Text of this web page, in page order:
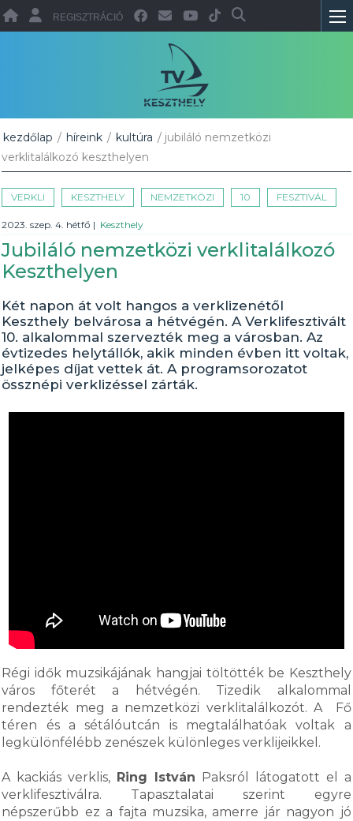
REGISZTRÁCIÓ
kezdőlap / híreink / kultúra / jubiláló nemzetközi
verklitalálkozó keszthelyen
VERKLI KESZTHELY NEMZETKÖZI 10 FESZTIVÁL
2023. szep. 4. hétfő | Keszthely
Jubiláló nemzetközi verklitalálkozó
Keszthelyen
Két napon át volt hangos a verklizenétől
Keszthely belvárosa a hétvégén. A Verklifesztivált
10. alkalommal szervezték meg a városban. Az
évtizedes helytállók, akik minden évben itt voltak,
jelképes díjat vettek át. A programsorozatot
össznépi verklizéssel zárták.
Régi idők muzsikájának hangjai töltötték be Keszthely
város főterét a hétvégén. Tizedik alkalommal
rendezték meg a nemzetközi verklitalálkozót. A Fő
téren és a sétálóutcán is megtalálhatóak voltak a
legkülönfélébb zenészek különleges verklijeikkel.
A kackiás verklis, Ring István Paksról látogatott el a
verklifesztiválra. Tapasztalatai szerint egyre
népszerűbb ez a fajta muzsika, amerre jár nagyon jó